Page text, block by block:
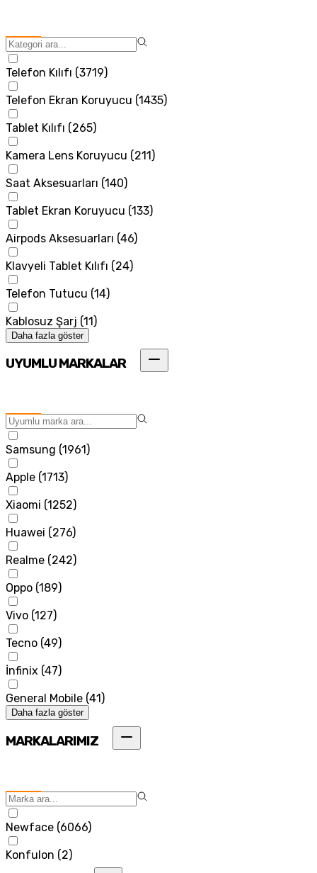
Telefon Kılıfı (3719)
Telefon Ekran Koruyucu (1435)
Tablet Kılıfı (265)
Kamera Lens Koruyucu (211)
Saat Aksesuarları (140)
Tablet Ekran Koruyucu (133)
Airpods Aksesuarları (46)
Klavyeli Tablet Kılıfı (24)
Telefon Tutucu (14)
Kablosuz Şarj (11)
Daha fazla göster
UYUMLU MARKALAR
Samsung (1961)
Apple (1713)
Xiaomi (1252)
Huawei (276)
Realme (242)
Oppo (189)
Vivo (127)
Tecno (49)
İnfinix (47)
General Mobile (41)
Daha fazla göster
MARKALARIMIZ
Newface (6066)
Konfulon (2)